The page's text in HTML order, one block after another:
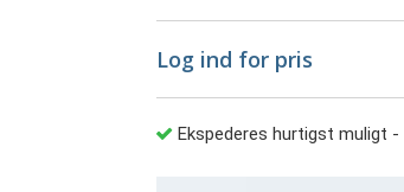
Log ind for pris
Ekspederes hurtigst muligt -